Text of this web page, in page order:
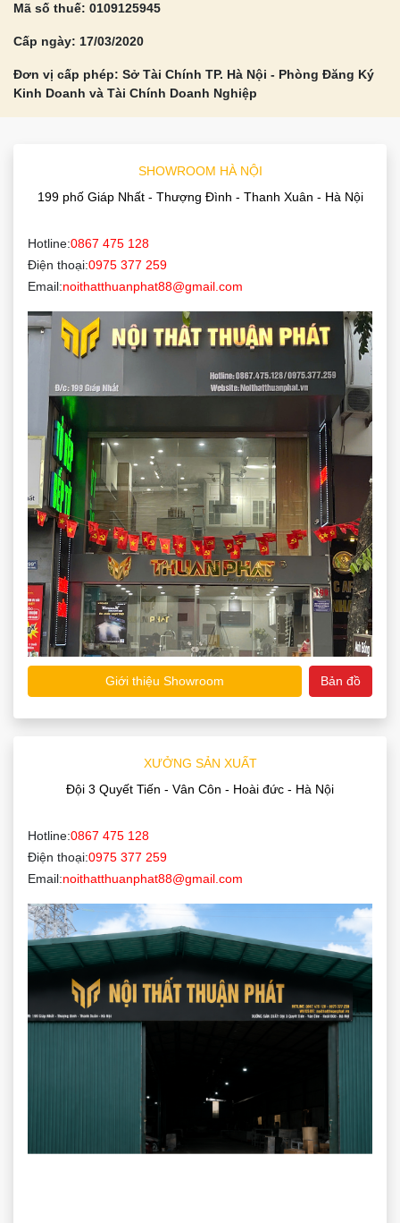
Mã số thuế: 0109125945
Cấp ngày: 17/03/2020
Đơn vị cấp phép: Sở Tài Chính TP. Hà Nội - Phòng Đăng Ký
Kinh Doanh và Tài Chính Doanh Nghiệp
SHOWROOM HÀ NỘI
199 phố Giáp Nhất - Thượng Đình - Thanh Xuân - Hà Nội
Hotline:0867 475 128
Điện thoại:0975 377 259
Email:noithatthuanphat88@gmail.com
Giới thiệu Showroom Bản đồ
XƯỞNG SẢN XUẤT
Đội 3 Quyết Tiến - Vân Côn - Hoài đức - Hà Nội
Hotline:0867 475 128
Điện thoại:0975 377 259
Email:noithatthuanphat88@gmail.com